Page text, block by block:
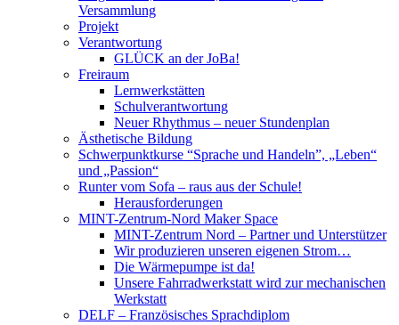
Versammlung
Projekt
Verantwortung
GLÜCK an der JoBa!
Freiraum
Lernwerkstätten
Schulverantwortung
Neuer Rhythmus – neuer Stundenplan
Ästhetische Bildung
Schwerpunktkurse “Sprache und Handeln”, „Leben“
und „Passion“
Runter vom Sofa – raus aus der Schule!
Herausforderungen
MINT-Zentrum-Nord Maker Space
MINT-Zentrum Nord – Partner und Unterstützer
Wir produzieren unseren eigenen Strom…
Die Wärmepumpe ist da!
Unsere Fahrradwerkstatt wird zur mechanischen
Werkstatt
DELF – Französisches Sprachdiplom